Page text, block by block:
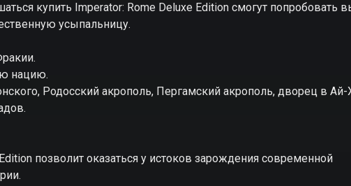
купить Imperator: Rome Deluxe Edition смогут попробовать
усыпальницу.
нацию.
Родосский акрополь, Пергамский акрополь, дворец в Ай-
позволит оказаться у истоков зарождения современной